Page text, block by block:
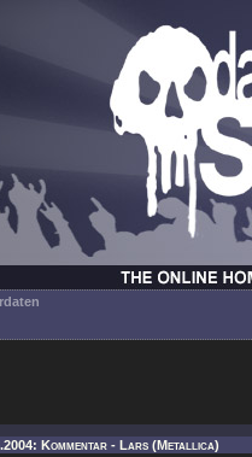
Kommentar - Lars (Metallica)